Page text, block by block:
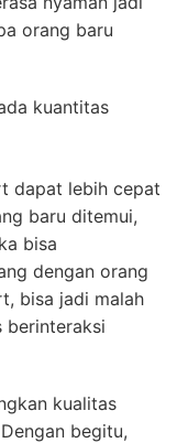
orang baru
kuantitas
dapat lebih cepat
baru ditemui,
bisa
dengan orang
bisa jadi malah
berinteraksi
kualitas
begitu,